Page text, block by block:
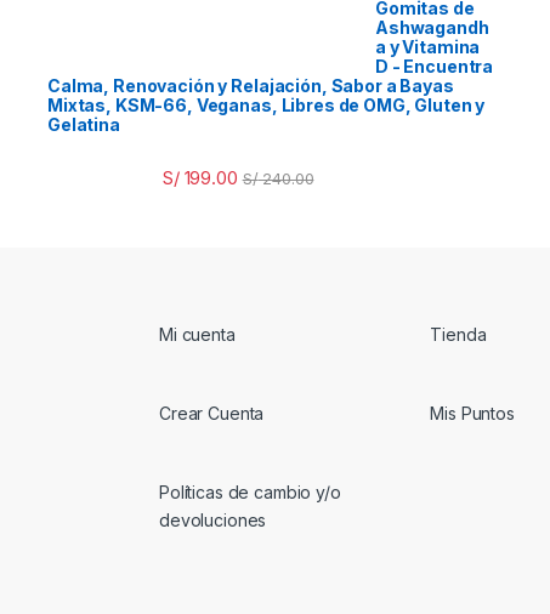
Gomitas de
Ashwagandh
a y Vitamina
D - Encuentra
Calma, Renovación y Relajación, Sabor a Bayas
Mixtas, KSM-66, Veganas, Libres de OMG, Gluten y
Gelatina
S/199.00 S/240.00
Mi cuenta Tienda
Crear Cuenta Mis Puntos
Políticas de cambio y/o
devoluciones